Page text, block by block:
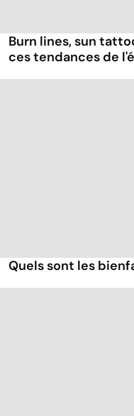
Burn lines, sun
ces tendances de
Quels sont les